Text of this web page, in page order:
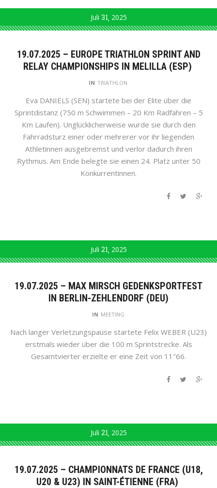
Juli 31 2025
19.07.2025 – EUROPE TRIATHLON SPRINT AND
RELAY CHAMPIONSHIPS IN MELILLA (ESP)
IN TRIATHLON
Eva DANIËLS (SEN) startete bei der Elite über die
Sprintdistanz (750 m Schwimmen – 20 Km Radfahren – 5
Km Laufen). Unglücklicherweise wurde sie durch den
Fahrradsturz einer oder mehrerer vor ihr liegenden
Athletinnen ausgebremst und verlor dadurch ihren
Rythmus. Am Ende belegte sie einen 24. Platz unter 50
Konkurrentinnen.
Juli 21 2025
19.07.2025 – MAX MIRSCH GEDENKSPORTFEST
IN BERLIN-ZEHLENDORF (DEU)
IN MEETING
Nach langer Verletzungspause startete Felix WEBER (U23)
erstmals wieder über die 100 m Sprintstrecke. Als
Gesamtvierter erzielte er eine Zeit von 11″66.
Juli 21 2025
19.07.2025 – CHAMPIONNATS DE FRANCE (U18,
U20 & U23) IN SAINT-ÉTIENNE (FRA)